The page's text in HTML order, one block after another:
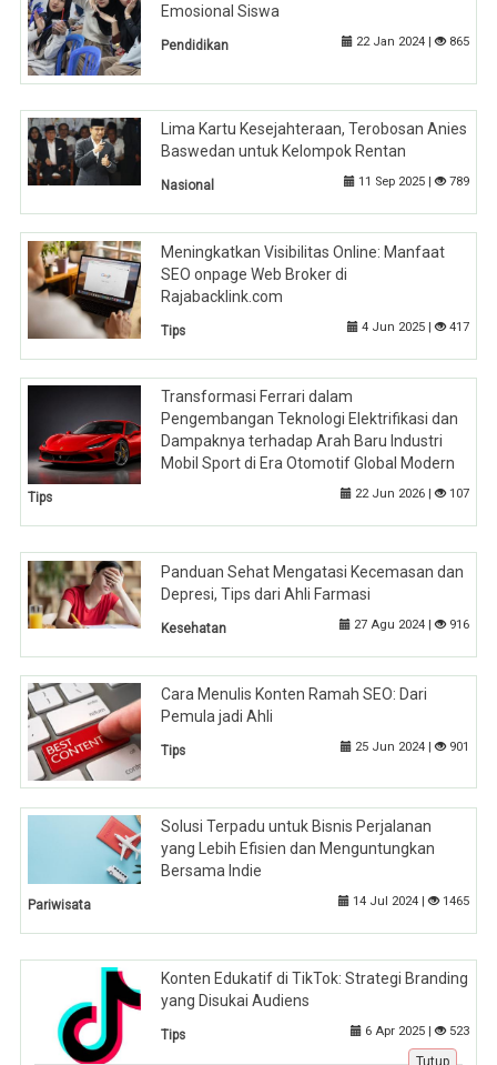
Emosional Siswa
Pendidikan 22 Jan 2024 | 865
Lima Kartu Kesejahteraan, Terobosan Anies
Baswedan untuk Kelompok Rentan
Nasional 11 Sep 2025 | 789
Meningkatkan Visibilitas Online: Manfaat
SEO onpage Web Broker di
Rajabacklink.com
Tips 4 Jun 2025 | 417
Transformasi Ferrari dalam
Pengembangan Teknologi Elektrifikasi dan
Dampaknya terhadap Arah Baru Industri
Mobil Sport di Era Otomotif Global Modern
Tips 22 Jun 2026 | 107
Panduan Sehat Mengatasi Kecemasan dan
Depresi, Tips dari Ahli Farmasi
Kesehatan 27 Agu 2024 | 916
Cara Menulis Konten Ramah SEO: Dari
Pemula jadi Ahli
Tips 25 Jun 2024 | 901
Solusi Terpadu untuk Bisnis Perjalanan
yang Lebih Efisien dan Menguntungkan
Bersama Indie
Pariwisata 14 Jul 2024 | 1465
Konten Edukatif di TikTok: Strategi Branding
yang Disukai Audiens
Tips 6 Apr 2025 | 523